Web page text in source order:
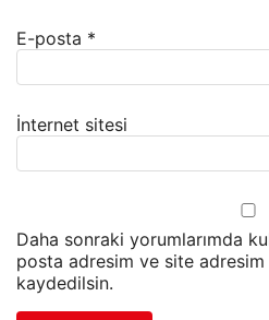
E-posta *
İnternet sitesi
Daha sonraki yorumlarımda
posta adresim ve site adresim
kaydedilsin.